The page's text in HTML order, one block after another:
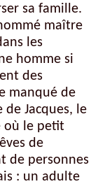
sa famille.
maître
les
homme si
des
manqué de
Jacques, le
où le petit
de
de personnes
: un adulte